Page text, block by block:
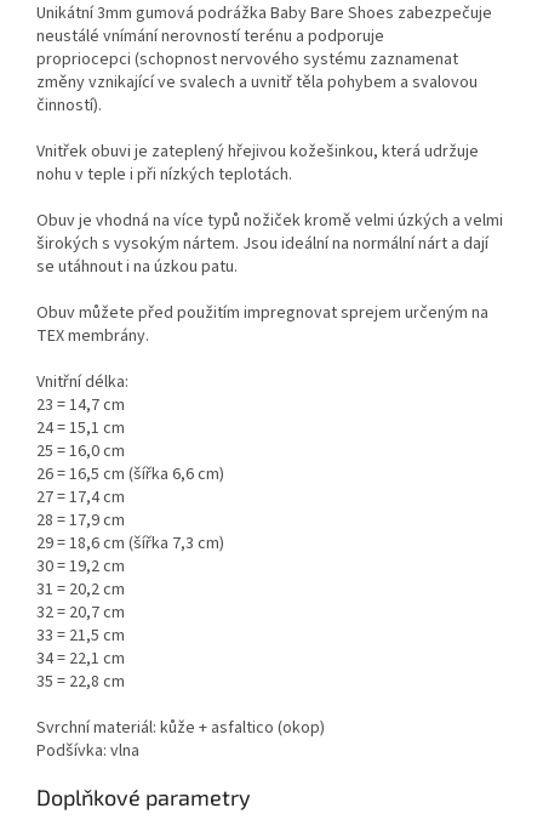
Unikátní 3mm gumová podrážka Baby Bare Shoes zabezpečuje
neustálé vnímání nerovností terénu a podporuje
propriocepci (schopnost nervového systému zaznamenat
změny vznikající ve svalech a uvnitř těla pohybem a svalovou
činností).
Vnitřek obuvi je zateplený hřejivou kožešinkou, která udržuje
nohu v teple i při nízkých teplotách.
Obuv je vhodná na více typů nožiček kromě velmi úzkých a velmi
širokých s vysokým nártem. Jsou ideální na normální nárt a dají
se utáhnout i na úzkou patu.
Obuv můžete před použitím impregnovat sprejem určeným na
TEX membrány.
Vnitřní délka:
23 = 14,7 cm
24 = 15,1 cm
25 = 16,0 cm
26 = 16,5 cm (šířka 6,6 cm)
27 = 17,4 cm
28 = 17,9 cm
29 = 18,6 cm (šířka 7,3 cm)
30 = 19,2 cm
31 = 20,2 cm
32 = 20,7 cm
33 = 21,5 cm
34 = 22,1 cm
35 = 22,8 cm
Svrchní materiál: kůže + asfaltico (okop)
Podšívka: vlna
Doplňkové parametry